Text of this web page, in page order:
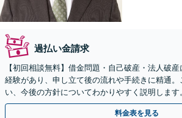
過払い金請求
【初回相談無料】借金問題・自己破産・法人破
経験があり、申し立て後の流れや手続きに精通。
い、今後の方針についてわかりやすく説明しま
て、全力でバックアップします【淀屋橋駅8分】
料金表を見る